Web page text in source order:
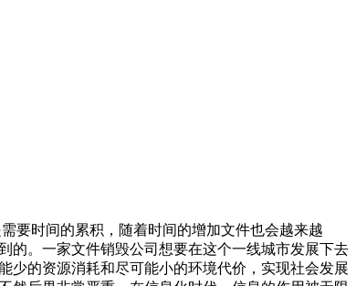
要时间的累积，随着时间的增加文件也会越来越
的。一家文件销毁公司想要在这个一线城市发展下去
少的资源消耗和尽可能小的环境代价，实现社会发展